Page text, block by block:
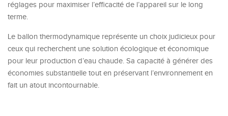
réglages pour maximiser l’efficacité de l’appareil sur le long
terme.
Le ballon thermodynamique représente un choix judicieux pour
ceux qui recherchent une solution écologique et économique
pour leur production d’eau chaude. Sa capacité à générer des
économies substantielle tout en préservant l’environnement en
fait un atout incontournable.